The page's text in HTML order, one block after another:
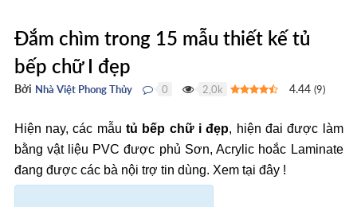
Đắm chìm trong 15 mẫu thiết kế tủ
bếp chữ I đẹp
Bởi Nhà Việt Phong Thủy 0 2,0k 4.44 (9)
Hiện nay, các mẫu tủ bếp chữ i đẹp, hiện đai được làm
bằng vật liệu PVC được phủ Sơn, Acrylic hoắc Laminate
đang được các bà nội trợ tin dùng. Xem tại đây !